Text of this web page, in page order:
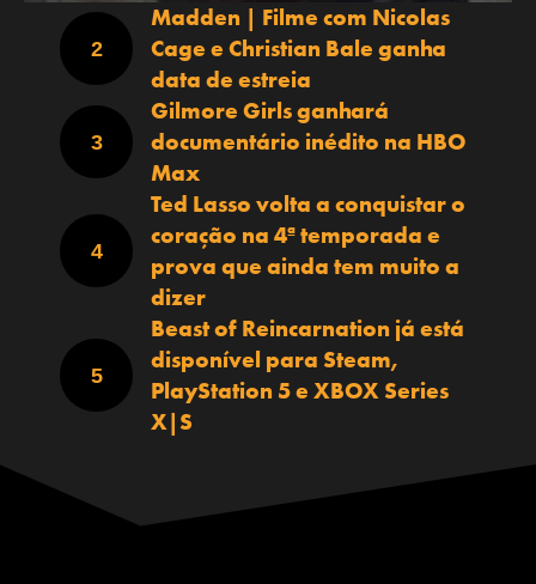
Madden | Filme com Nicolas
Cage e Christian Bale ganha
data de estreia
Gilmore Girls ganhará
documentário inédito na HBO
Max
Ted Lasso volta a conquistar o
coração na 4ª temporada e
prova que ainda tem muito a
dizer
Beast of Reincarnation já está
disponível para Steam,
PlayStation 5 e XBOX Series
X|S